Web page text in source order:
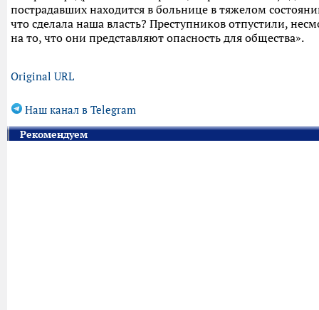
пострадавших находится в больнице в тяжелом
что сделала наша власть? Преступников отпустили,
на то, что они представляют опасность для общества».
Original URL
Наш канал в Telegram
Рекомендуем